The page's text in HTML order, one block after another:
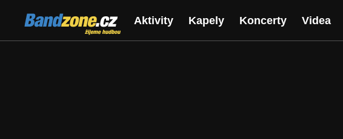
Bandzone.cz
žijeme hudbou
Aktivity Kapely Koncerty Videa